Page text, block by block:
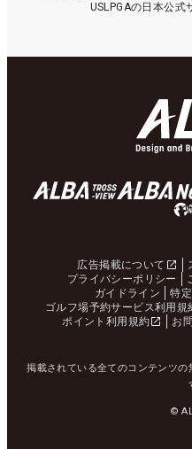
USLPGAの日本公式
広告掲載について
プライバシーポリシー
ガイドライン
特
ゴルフ場予約サービス利用規
ポイント利用規約
お
掲載されている全てのコンテンツ
©